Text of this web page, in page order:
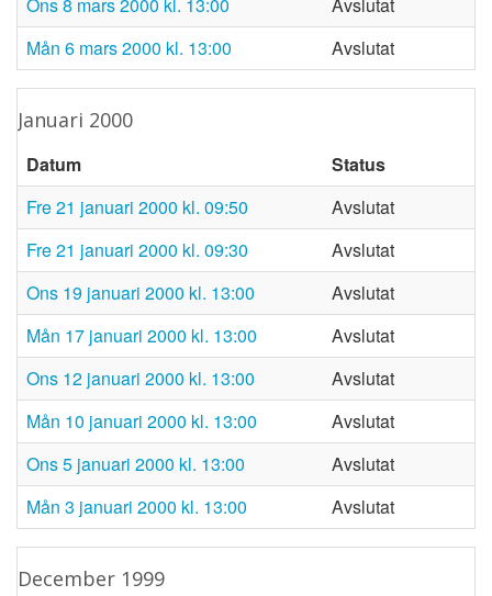
mån 6 mars 2000 kl. 13:00
Avslutat
januari 2000
Datum
Status
fre 21 januari 2000 kl. 09:50
Avslutat
fre 21 januari 2000 kl. 09:30
Avslutat
ons 19 januari 2000 kl. 13:00
Avslutat
mån 17 januari 2000 kl. 13:00
Avslutat
ons 12 januari 2000 kl. 13:00
Avslutat
mån 10 januari 2000 kl. 13:00
Avslutat
ons 5 januari 2000 kl. 13:00
Avslutat
mån 3 januari 2000 kl. 13:00
Avslutat
december 1999